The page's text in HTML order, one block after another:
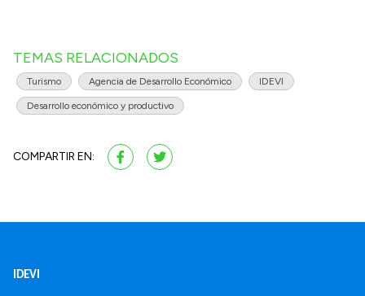
TEMAS RELACIONADOS
Turismo Agencia de Desarrollo Económico IDEVI
Desarrollo económico y productivo
COMPARTIR EN:
IDEVI